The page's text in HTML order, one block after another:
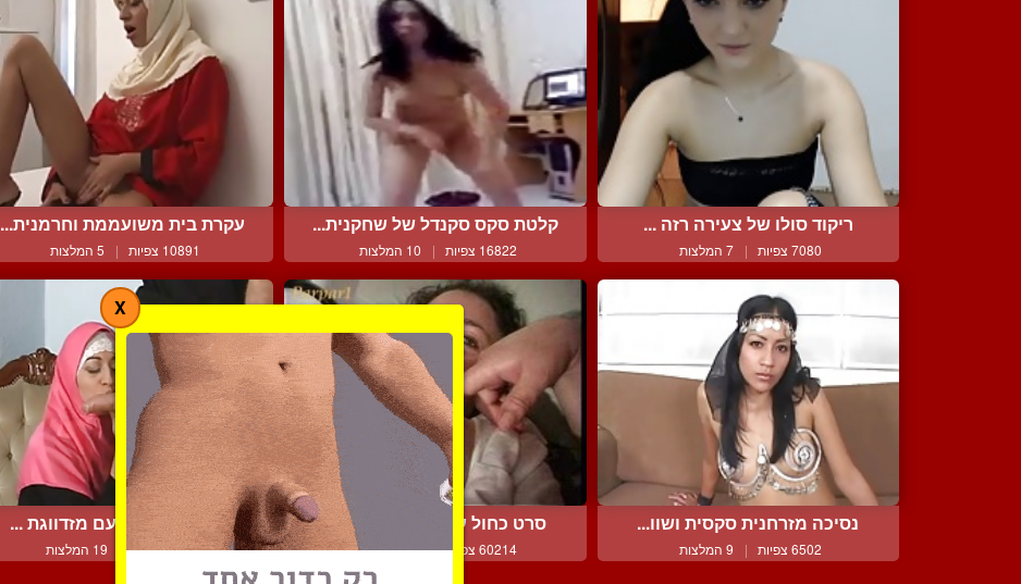
ריקוד סולו של צעירה רזה ...
7080 צפיות | 7 המלצות
קלטת סקס סקנדל של שחקנית...
16822 צפיות | 10 המלצות
עקרת בית משועממת וחרמנית...
10891 צפיות | 5 המלצות
נסיכה מזרחנית סקסית ושוו...
6502 צפיות | 9 המלצות
סרט כחול ערבי-ישראלי לוה...
60214 צפיות | 38 המלצות
מוסלמית דתיה עם מזדווגת ...
23686 צפיות | 19 המלצות
X